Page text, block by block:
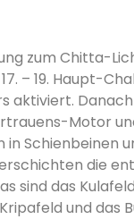
zum Chitta-
– 19. Haupt-
aktiviert.
Motor
in Schienbeinen
die
sind das
und das